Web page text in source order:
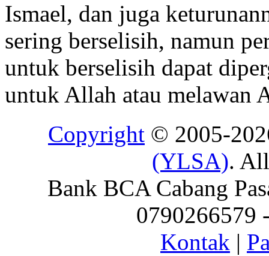
Ismael, dan juga
sering berselisih, namun
untuk berselisih dapat
untuk Allah atau melawan
Copyright © 2005-
(YLSA).
Bank BCA Cabang
0790266579
Kontak |